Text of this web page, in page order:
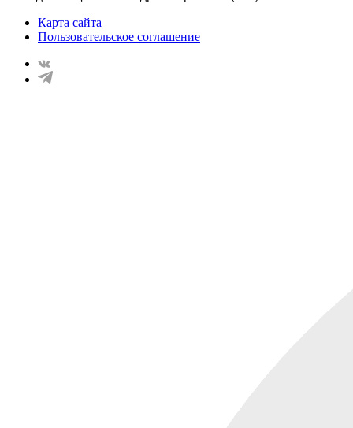
Карта сайта
Пользовательское соглашение